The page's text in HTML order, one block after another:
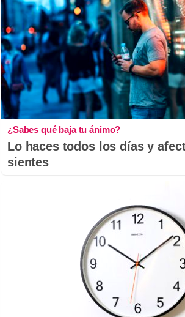
¿Sabes qué baja tu ánimo?
Lo haces todos los días y
sientes